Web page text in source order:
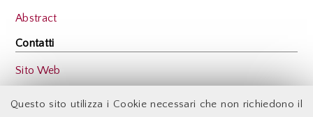
Questo sito utilizza i Cookie necessari che non richiedono il
Abstract
Contatti
Sito Web
Back